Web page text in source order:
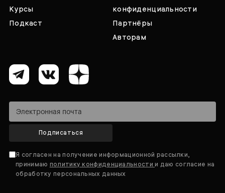
Курсы
Подкаст
конфиденциальности
Партнёры
Авторам
Подписаться
Я согласен на получение информационной рассылки,
принимаю политику конфиденциальностии даю согласие на
обработку персональных данных